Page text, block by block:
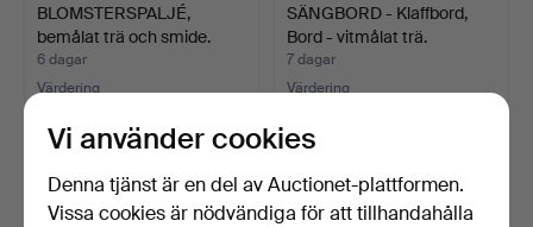
BLOMSTERSPALJÉ,
bemålat trä och smide.
Swe…
6 dagar
Värdering
SÄNGBORD - Klaffbord,
Bord - vitmålat trä.
7 dagar
Värdering
Vi använder cookies
Denna tjänst är en del av Auctionet-plattformen.
Vissa cookies är nödvändiga för att tillhandahålla